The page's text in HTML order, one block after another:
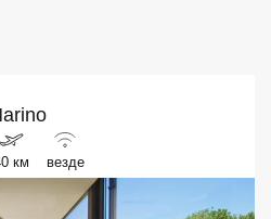
км везде